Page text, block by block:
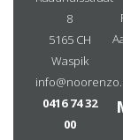
8
5165 CH
Waspik
0416 74 32
00